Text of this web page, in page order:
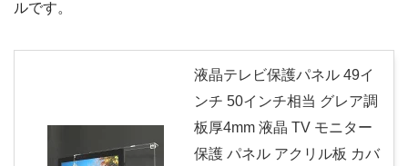
ルです。
液晶テレビ保護パネル 49イ
ンチ 50インチ相当 グレア調
板厚4mm 液晶 TV モニター
保護 パネル アクリル板 カバ